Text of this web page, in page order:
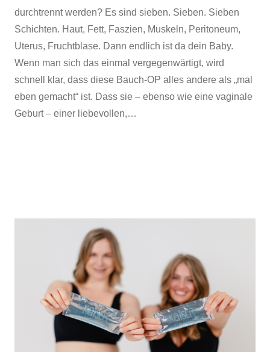
durchtrennt werden? Es sind sieben. Sieben. Sieben
Schichten. Haut, Fett, Faszien, Muskeln, Peritoneum,
Uterus, Fruchtblase. Dann endlich ist da dein Baby.
Wenn man sich das einmal vergegenwärtigt, wird
schnell klar, dass diese Bauch-OP alles andere als „mal
eben gemacht“ ist. Dass sie – ebenso wie eine vaginale
Geburt – einer liebevollen,…